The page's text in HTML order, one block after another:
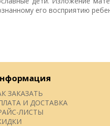
его восприятию
ЗАКАЗАТЬ
И ДОСТАВКА
ЛИСТЫ